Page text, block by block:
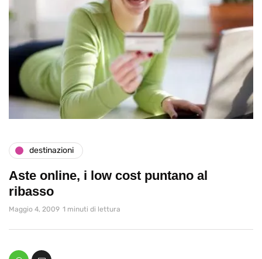
destinazioni
Aste online, i low cost puntano al
ribasso
Maggio 4, 2009 1 minuti di lettura